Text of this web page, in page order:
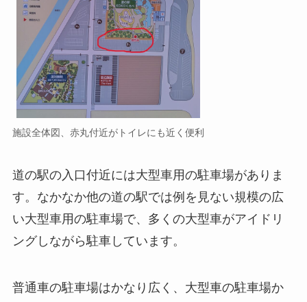
施設全体図、赤丸付近がトイレにも近く便利
道の駅の入口付近には大型車用の駐車場がありま
す。なかなか他の道の駅では例を見ない規模の広
い大型車用の駐車場で、多くの大型車がアイドリ
ングしながら駐車しています。
普通車の駐車場はかなり広く、大型車の駐車場か